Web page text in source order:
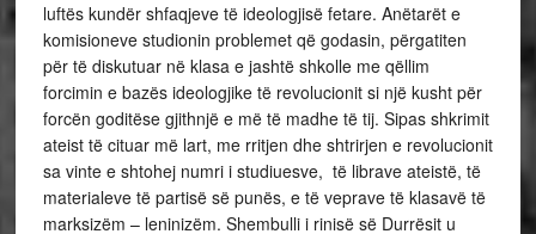
luftës kundër shfaqjeve të ideologjisë fetare. Anëtarët e
komisioneve studionin problemet që godasin, përgatiten
për të diskutuar në klasa e jashtë shkolle me qëllim
forcimin e bazës ideologjike të revolucionit si një kusht për
forcën goditëse gjithnjë e më të madhe të tij. Sipas shkrimit
ateist të cituar më lart, me rritjen dhe shtrirjen e revolucionit
sa vinte e shtohej numri i studiuesve, të librave ateistë, të
materialeve të partisë së punës, e të veprave të klasavë të
marksizëm – leninizëm. Shembulli i rinisë së Durrësit u